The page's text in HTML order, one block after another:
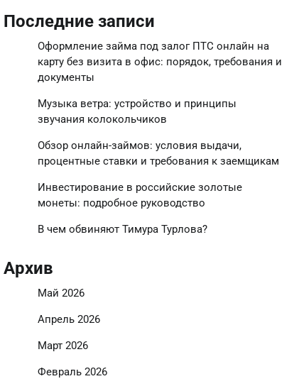
Последние записи
Оформление займа под залог ПТС онлайн на
карту без визита в офис: порядок, требования и
документы
Музыка ветра: устройство и принципы
звучания колокольчиков
Обзор онлайн-займов: условия выдачи,
процентные ставки и требования к заемщикам
Инвестирование в российские золотые
монеты: подробное руководство
В чем обвиняют Тимура Турлова?
Архив
Май 2026
Апрель 2026
Март 2026
Февраль 2026